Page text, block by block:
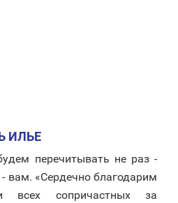
ИЛЬЕ
перечитывать не раз -
вам. «Сердечно благодарим
сопричастных за